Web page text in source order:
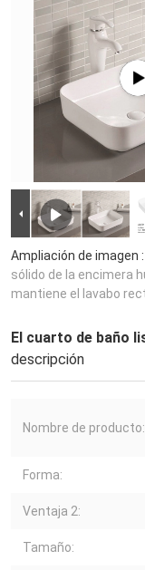
Ampliación de imagen :
sólido de la encimera
mantiene el lavabo
El cuarto de baño
descripción
Nombre de producto:
Forma:
Ventaja 2:
Tamaño: